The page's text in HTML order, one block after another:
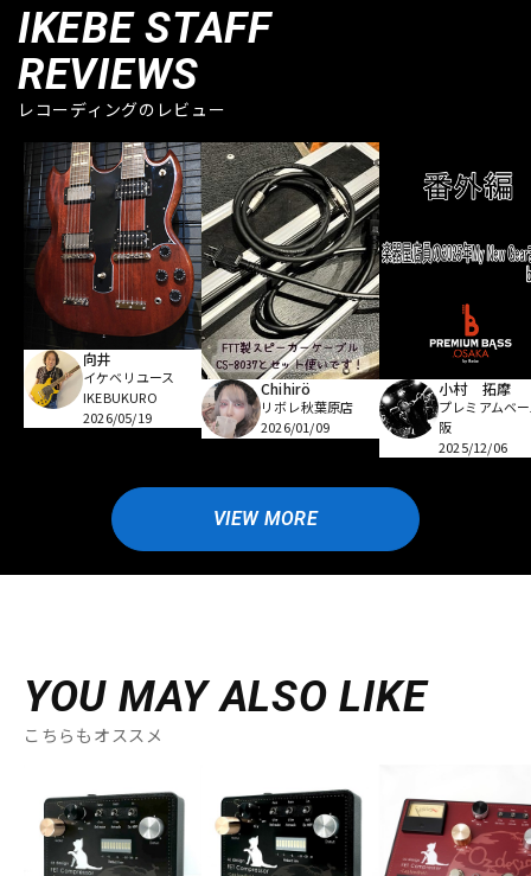
IKEBE STAFF
REVIEWS
レコーディングのレビュー
向井
イケベリユース
IKEBUKURO
2026/05/19
Chihirö
リボレ秋葉原店
2026/01/09
小村 拓摩
プレミアムベ
阪
2025/12/06
VIEW MORE
YOU MAY ALSO LIKE
こちらもオススメ